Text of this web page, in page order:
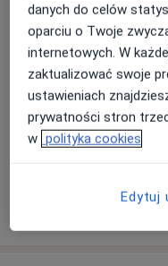
uszkodzeń układu
Niepubliczna
:Promyk słońca”
i aparatowania
Zakład Rehabilitacji i
Uniwersytetu
krążenia” -
• Kurs „Problemy onkologiczne w rehabilitacji” – Zakład
Konsultacja wad
300 zł Szczegóły
Ocena rozwoju dziecka
300 zł Szczegóły
W jaki sposób
danych do celów
oparciu o Twoje
internetowych. W
zaktualizować swoje
ustawieniach
prywatności stron
w polityka cookies
Edytuj